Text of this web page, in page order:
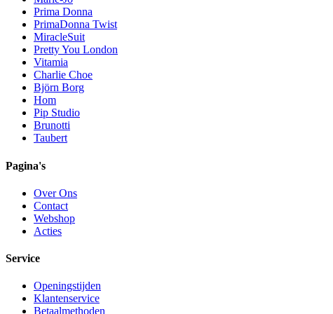
Prima Donna
PrimaDonna Twist
MiracleSuit
Pretty You London
Vitamia
Charlie Choe
Björn Borg
Hom
Pip Studio
Brunotti
Taubert
Pagina's
Over Ons
Contact
Webshop
Acties
Service
Openingstijden
Klantenservice
Betaalmethoden